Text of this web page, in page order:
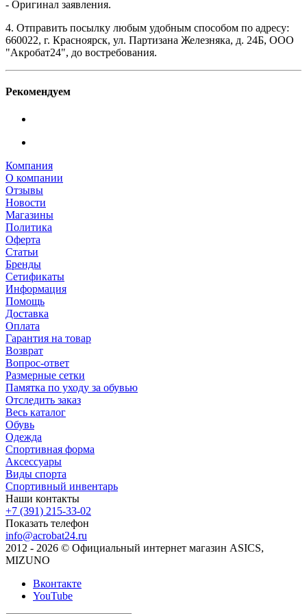
- Оригинал заявления.
4. Отправить посылку любым удобным способом по адресу:
660022, г. Красноярск, ул. Партизана Железняка, д. 24Б, ООО
"Акробат24", до востребования.
Рекомендуем
Компания
О компании
Отзывы
Новости
Магазины
Политика
Оферта
Статьи
Бренды
Сетификаты
Информация
Помощь
Доставка
Оплата
Гарантия на товар
Возврат
Вопрос-ответ
Размерные сетки
Памятка по уходу за обувью
Отследить заказ
Весь каталог
Обувь
Одежда
Спортивная форма
Аксессуары
Виды спорта
Спортивный инвентарь
Наши контакты
+7 (391) 215-33-02
Показать телефон
info@acrobat24.ru
2012 - 2026 © Официальный интернет магазин ASICS,
MIZUNO
Вконтакте
YouTube